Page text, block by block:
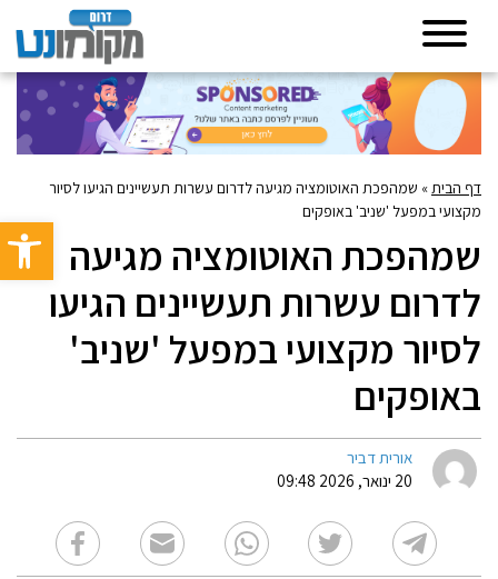
פתח
דף הבית» שמהפכת האוטומציה מגיעה לדרום עשרות תעשיינים הגיעו לסיור
מקצועי במפעל 'שניב' באופקים
שמהפכת האוטומציה מגיעה
לדרום עשרות תעשיינים הגיעו
לסיור מקצועי במפעל 'שניב'
באופקים
אורית דביר
20 ינואר, 2026 09:48